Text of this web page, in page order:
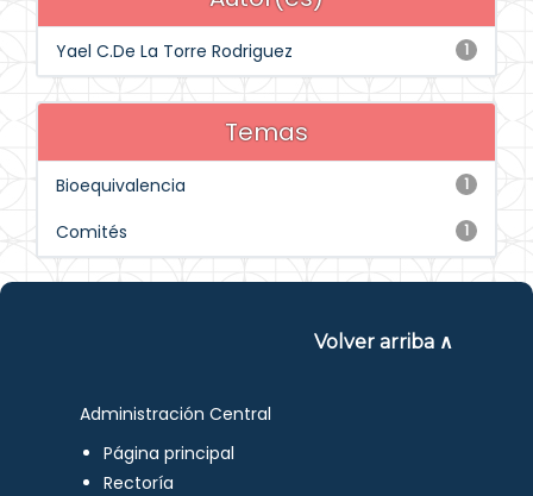
1
Yael C.De La Torre Rodriguez
Temas
1
Bioequivalencia
1
Comités
Volver arriba ∧
Administración Central
Página principal
Rectoría